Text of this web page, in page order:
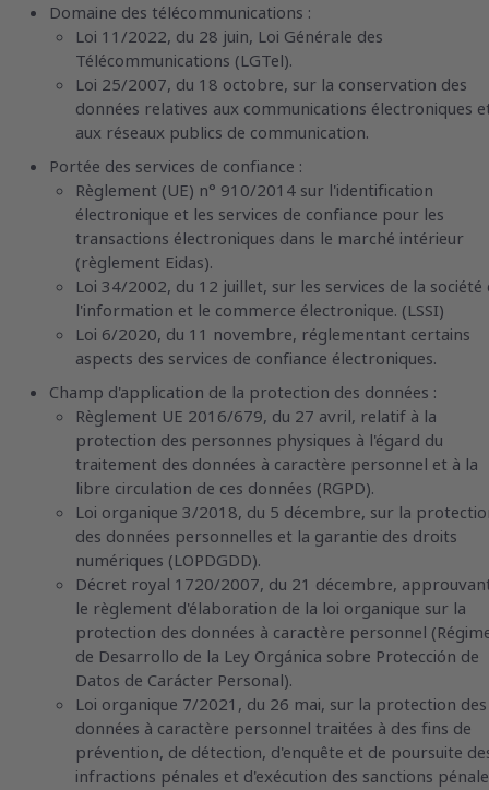
Domaine des télécommunications :
Loi 11/2022, du 28 juin, Loi Générale des
Télécommunications (LGTel).
Loi 25/2007, du 18 octobre, sur la conservation des
données relatives aux communications électroniques
aux réseaux publics de communication.
Portée des services de confiance :
Règlement (UE) n° 910/2014 sur l'identification
électronique et les services de confiance pour les
transactions électroniques dans le marché intérieur
(règlement Eidas).
Loi 34/2002, du 12 juillet, sur les services de la société
l'information et le commerce électronique. (LSSI)
Loi 6/2020, du 11 novembre, réglementant certains
aspects des services de confiance électroniques.
Champ d'application de la protection des données :
Règlement UE 2016/679, du 27 avril, relatif à la
protection des personnes physiques à l'égard du
traitement des données à caractère personnel et à la
libre circulation de ces données (RGPD).
Loi organique 3/2018, du 5 décembre, sur la
des données personnelles et la garantie des droits
numériques (LOPDGDD).
Décret royal 1720/2007, du 21 décembre,
le règlement d'élaboration de la loi organique sur la
protection des données à caractère personnel
de Desarrollo de la Ley Orgánica sobre Protección de
Datos de Carácter Personal).
Loi organique 7/2021, du 26 mai, sur la protection des
données à caractère personnel traitées à des fins de
prévention, de détection, d'enquête et de poursuite
infractions pénales et d'exécution des sanctions